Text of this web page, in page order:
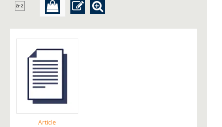
Article